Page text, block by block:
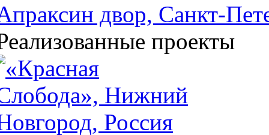
двор, Санкт-
проекты